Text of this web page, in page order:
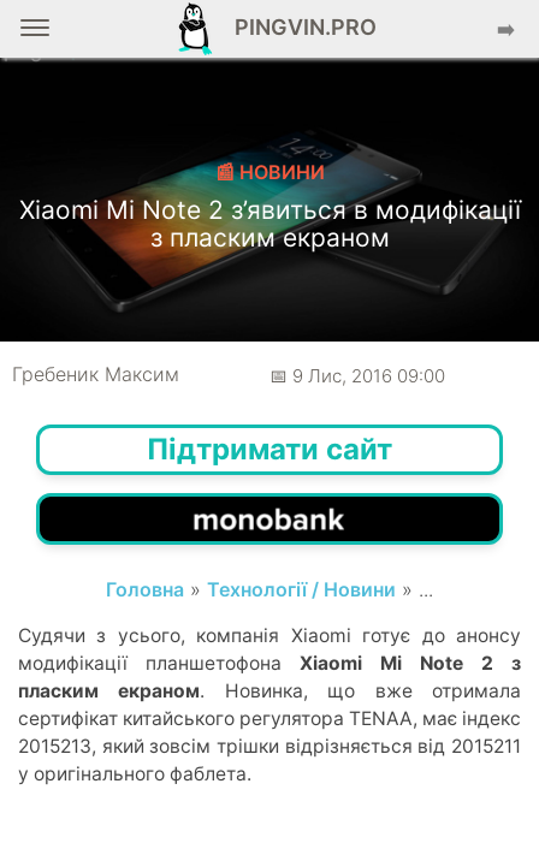
PINGVIN.PRO ➡️
📰 НОВИНИ
Xiaomi Mi Note 2 з’явиться в модифікації
з пласким екраном
Гребеник Максим 📅 9 Лис, 2016 09:00
Підтримати сайт
Головна » Технології / Новини » ...
Судячи з усього, компанія Xiaomi готує до анонсу
модифікації планшетофона Xiaomi Mi Note 2 з
пласким екраном. Новинка, що вже отримала
сертифікат китайського регулятора TENAA, має індекс
2015213, який зовсім трішки відрізняється від 2015211
у оригінального фаблета.